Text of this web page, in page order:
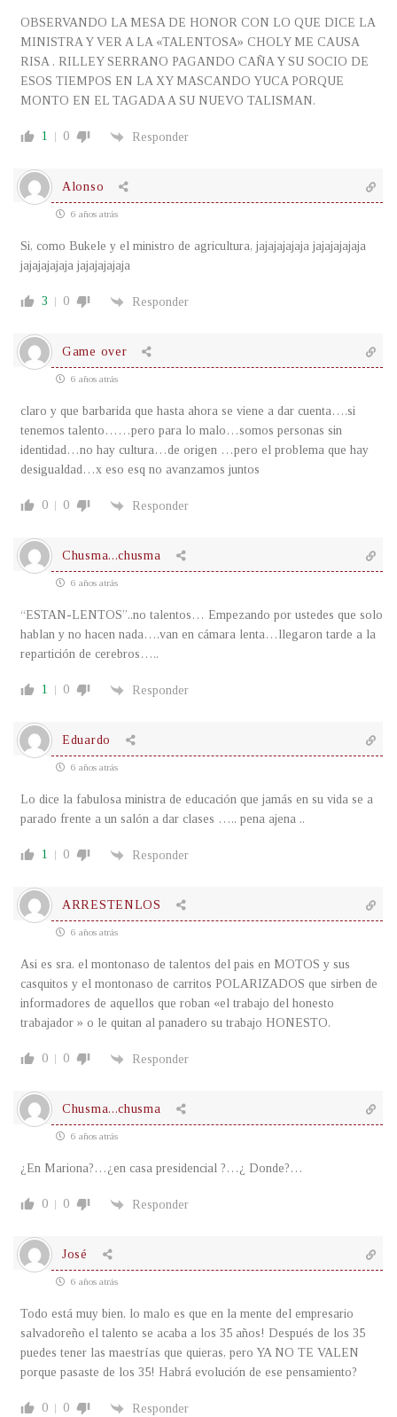
OBSERVANDO LA MESA DE HONOR CON LO QUE DICE LA
MINISTRA Y VER A LA «TALENTOSA» CHOLY ME CAUSA
RISA . RILLEY SERRANO PAGANDO CAÑA Y SU SOCIO DE
ESOS TIEMPOS EN LA XY MASCANDO YUCA PORQUE
MONTO EN EL TAGADA A SU NUEVO TALISMAN.
1 0 Responder
Alonso
6 años atrás
Si, como Bukele y el ministro de agricultura, jajajajajaja jajajajajaja
jajajajajaja jajajajajaja
3 0 Responder
Game over
6 años atrás
claro y que barbarida que hasta ahora se viene a dar cuenta….si
tenemos talento……pero para lo malo…somos personas sin
identidad…no hay cultura…de origen …pero el problema que hay
desigualdad…x eso esq no avanzamos juntos
0 0 Responder
Chusma...chusma
6 años atrás
“ESTAN-LENTOS”..no talentos… Empezando por ustedes que solo
hablan y no hacen nada….van en cámara lenta…llegaron tarde a la
repartición de cerebros…..
1 0 Responder
Eduardo
6 años atrás
Lo dice la fabulosa ministra de educación que jamás en su vida se a
parado frente a un salón a dar clases ….. pena ajena ..
1 0 Responder
ARRESTENLOS
6 años atrás
Asi es sra. el montonaso de talentos del pais en MOTOS y sus
casquitos y el montonaso de carritos POLARIZADOS que sirben de
informadores de aquellos que roban «el trabajo del honesto
trabajador » o le quitan al panadero su trabajo HONESTO.
0 0 Responder
Chusma...chusma
6 años atrás
¿En Mariona?…¿en casa presidencial ?…¿ Donde?…
0 0 Responder
José
6 años atrás
Todo está muy bien, lo malo es que en la mente del empresario
salvadoreño el talento se acaba a los 35 años! Después de los 35
puedes tener las maestrías que quieras, pero YA NO TE VALEN
porque pasaste de los 35! Habrá evolución de ese pensamiento?
0 0 Responder